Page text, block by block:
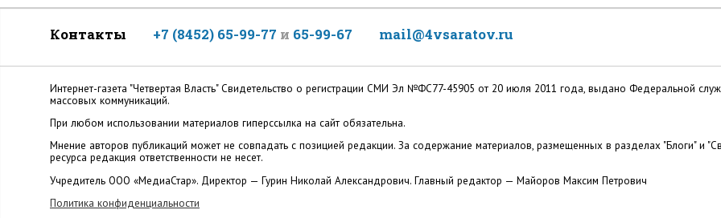
Контакты +7 (8452) 65-99-77 и 65-99-67 mail@4vsaratov.ru
Интернет-газета "Четвертая Власть" Cвидетельство о регистрации СМИ Эл №ФС77-45905 от 20 июля 2011 года, выдано Федеральной
массовых коммуникаций.
При любом использовании материалов гиперссылка на сайт обязательна.
Мнение авторов публикаций может не совпадать с позицией редакции. За содержание материалов, размещенных в разделах "Блоги" и
ресурса редакция ответственности не несет.
Учредитель ООО «МедиаСтар». Директор — Гурин Николай Александрович. Главный редактор — Майоров Максим Петрович
Политика конфиденциальности